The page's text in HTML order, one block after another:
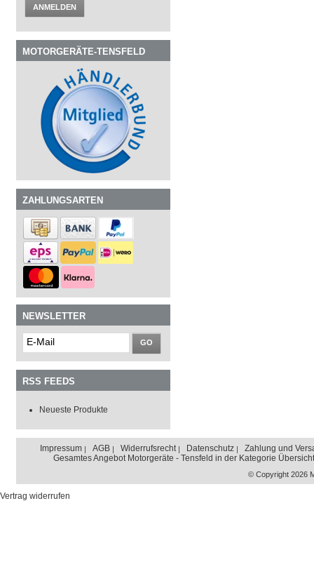
ANMELDEN
MOTORGERÄTE-TENSFELD
ZAHLUNGSARTEN
NEWSLETTER
GO
RSS FEEDS
Neueste Produkte
Impressum AGB Widerrufsrecht Datenschutz
Zahlung und
Gesamtes Angebot Motorgeräte - Tensfeld in der Kategorie Übersicht
© Copyright 2026
Vertrag widerrufen